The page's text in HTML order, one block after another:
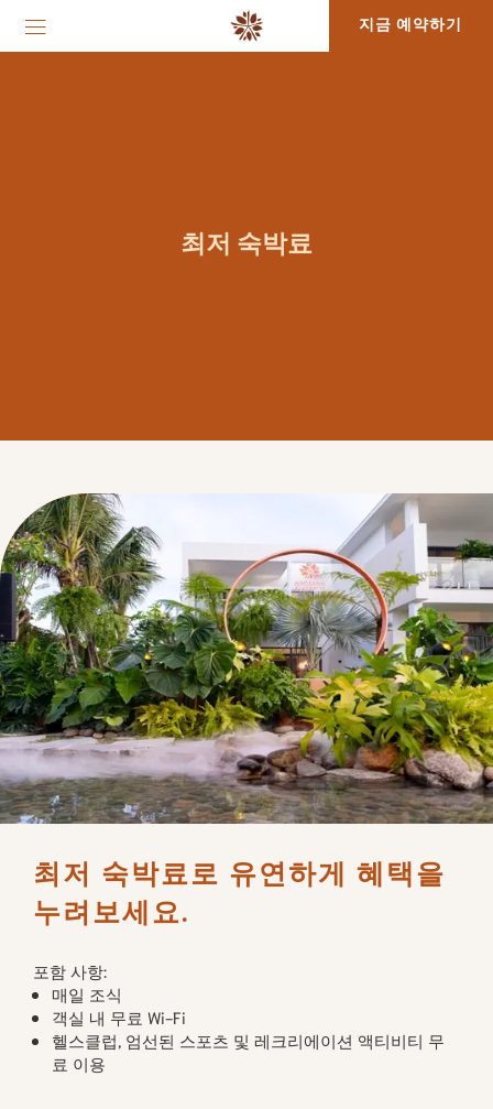
지금 예약하기
최저 숙박료
최저 숙박료로 유연하게 혜택을
누려보세요.
포함 사항:
매일 조식
객실 내 무료 Wi-Fi
헬스클럽, 엄선된 스포츠 및 레크리에이션 액티비티 무
료 이용